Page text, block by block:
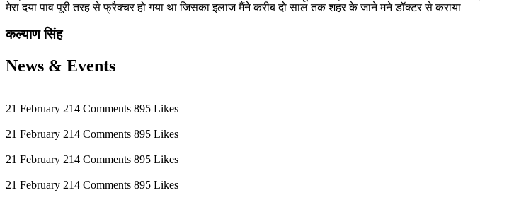
मेरा दया पाव पूरी तरह से फ्रैक्चर हो गया था जिसका इलाज मैंने करीब दो साल तक शहर के जाने मने डॉक्टर से कराया
कल्याण सिंह
News & Events
21 February 214 Comments 895 Likes
21 February 214 Comments 895 Likes
21 February 214 Comments 895 Likes
21 February 214 Comments 895 Likes